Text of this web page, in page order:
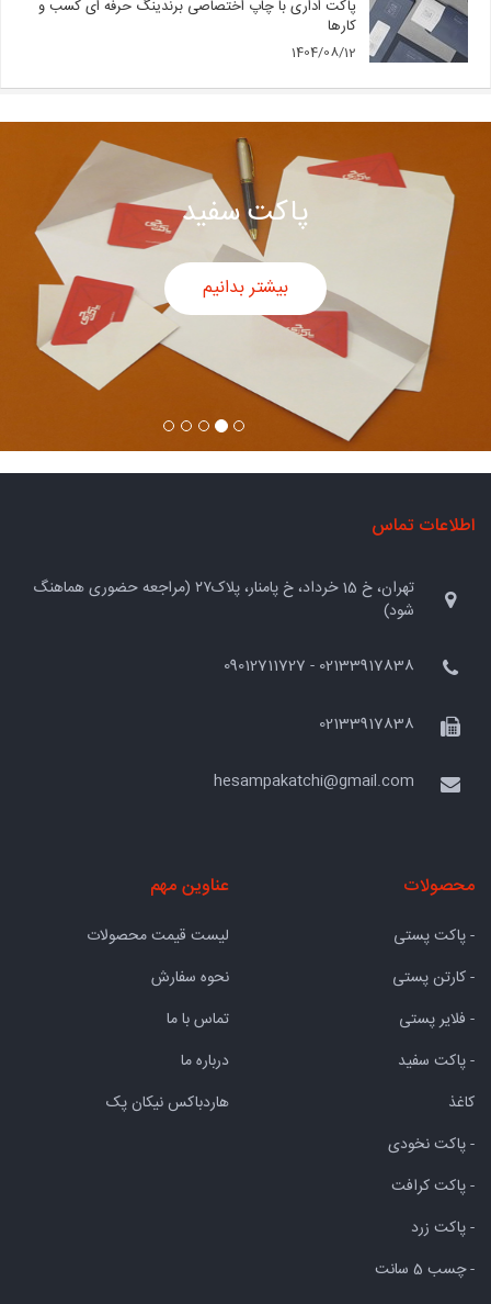
پاکت اداری با چاپ اختصاصی برندینگ حرفه ای کسب و
کارها
1404/08/12
پاکت سفید
بیشتر بدانیم
اطلاعات تماس
تهران، خ 15 خرداد، خ پامنار، پلاک۲۷ (مراجعه حضوری هماهنگ
شود)
02133917838 - 09012711727
02133917838
hesampakatchi@gmail.com
محصولات
- پاکت پستی
- کارتن پستی
- فلایر پستی
- پاکت سفید
کاغذ
- پاکت نخودی
- پاکت کرافت
- پاکت زرد
- چسب 5 سانت
عناوین مهم
لیست قیمت محصولات
نحوه سفارش
تماس با ما
درباره ما
هاردباکس نیکان پک